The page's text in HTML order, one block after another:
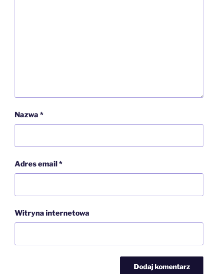
Nazwa *
Adres email*
Witryna internetowa